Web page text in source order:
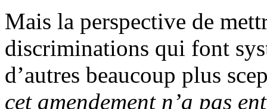
Mais la perspective de
discriminations qui font
d’autres beaucoup plus
cet amendement n’a pas